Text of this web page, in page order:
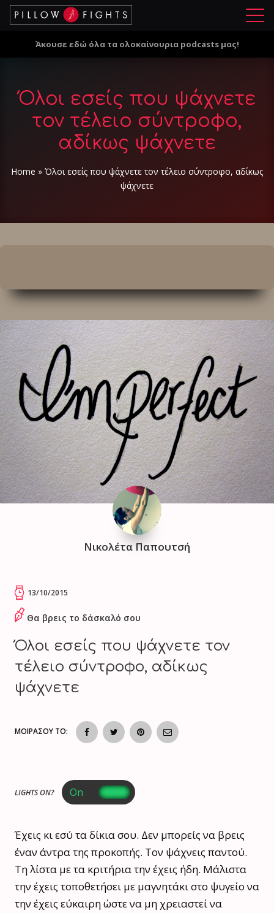
Μ
ο
Άκουσε εδώ όλα τα ολοκαίνουρια podcasts μας!
Όλοι εσείς που ψάχνετε
τον τέλειο σύντροφο,
αδίκως ψάχνετε
Home » Όλοι εσείς που ψάχνετε τον τέλειο σύντροφο, αδίκως
ψάχνετε
Νικολέτα Παπουτσή
13/10/2015
Θα βρεις το δάσκαλό σου
Όλοι εσείς που ψάχνετε τον
τέλειο σύντροφο, αδίκως
ψάχνετε
ΜΟΙΡΑΣΟΥ ΤΟ:
LIGHTS ON?
Έχεις κι εσύ τα δίκια σου. Δεν μπορείς να βρεις
έναν άντρα της προκοπής. Τον ψάχνεις παντού.
Τη λίστα με τα κριτήρια την έχεις ήδη. Μάλιστα
την έχεις τοποθετήσει με μαγνητάκι στο ψυγείο να
την έχεις εύκαιρη ώστε να μη χρειαστεί να